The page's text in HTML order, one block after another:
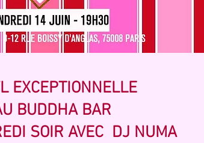
EXCEPTIONNELLE
BUDDHA BAR
SOIR AVEC DJ NUMA